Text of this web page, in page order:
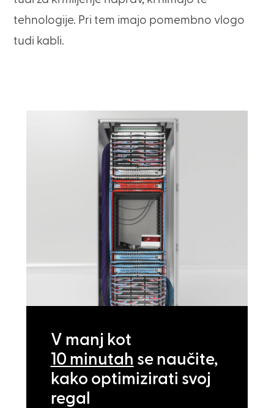
tehnologije. Pri tem imajo pomembno vlogo
tudi kabli.
V manj kot
10 minutah se naučite,
kako optimizirati svoj
regal